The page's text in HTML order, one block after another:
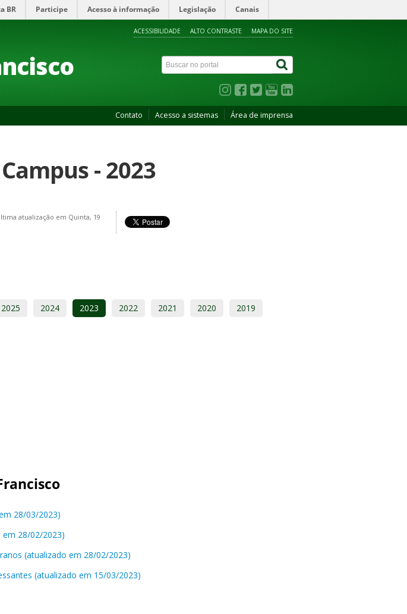
BR Participe Acesso à informação Legislação Canais
ACESSIBILIDADE ALTO CONTRASTE MAPA DO SITE
Contato Acesso a sistemas Área de imprensa
- 2023
atualização em Quinta, 19
2025 2024 2023 2022 2021 2020 2019
28/03/2023)
28/02/2023)
(atualizado em 28/02/2023)
(atualizado em 15/03/2023)